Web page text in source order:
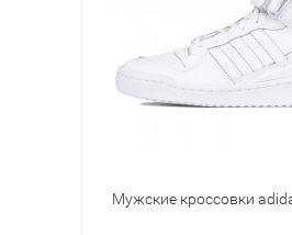
Мужские кроссовки